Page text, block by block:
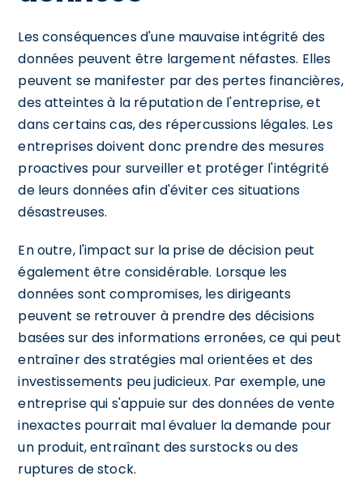
Les conséquences d'une mauvaise intégrité des
données peuvent être largement néfastes. Elles
peuvent se manifester par des pertes financières,
des atteintes à la réputation de l'entreprise, et
dans certains cas, des répercussions légales. Les
entreprises doivent donc prendre des mesures
proactives pour surveiller et protéger l'intégrité
de leurs données afin d'éviter ces situations
désastreuses.
En outre, l'impact sur la prise de décision peut
également être considérable. Lorsque les
données sont compromises, les dirigeants
peuvent se retrouver à prendre des décisions
basées sur des informations erronées, ce qui peut
entraîner des stratégies mal orientées et des
investissements peu judicieux. Par exemple, une
entreprise qui s'appuie sur des données de vente
inexactes pourrait mal évaluer la demande pour
un produit, entraînant des surstocks ou des
ruptures de stock.